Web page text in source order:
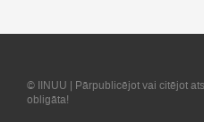
© IINUU | Pārpublicējot vai citējot
obligāta!